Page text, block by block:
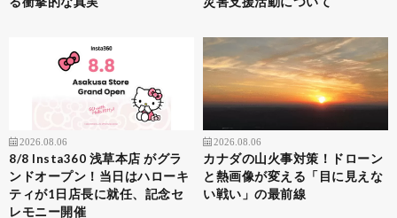
2026.08.06
8/8 Insta360 浅草本店 がグラ
ンドオープン！当日はハローキ
ティが1日店長に就任、記念セ
レモニー開催
2026.08.06
カナダの山火事対策！ドローン
と熱画像が変える「目に見えな
い戦い」の最前線